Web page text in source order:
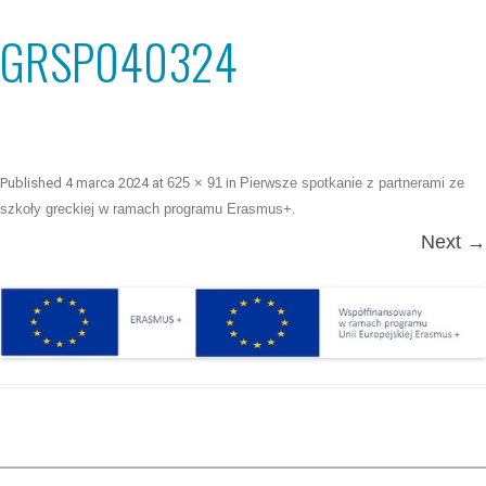
GRSP040324
Published 4 marca 2024at 625 × 91 in Pierwsze spotkanie z partnerami ze
szkoły greckiej w ramach programu Erasmus+.
Next →